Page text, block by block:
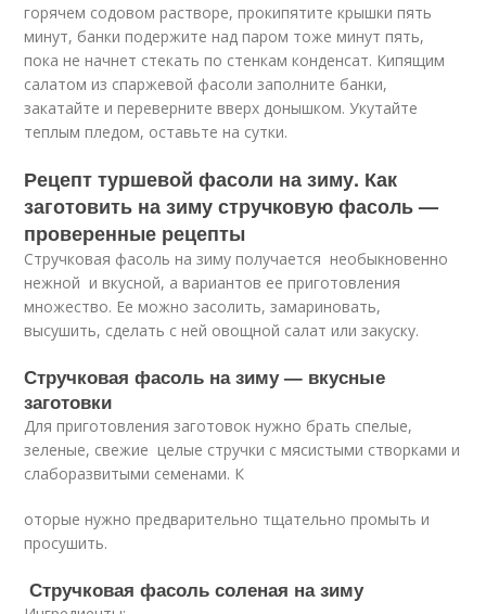
горячем содовом растворе, прокипятите крышки пять
минут, банки подержите над паром тоже минут пять,
пока не начнет стекать по стенкам конденсат. Кипящим
салатом из спаржевой фасоли заполните банки,
закатайте и переверните вверх донышком. Укутайте
теплым пледом, оставьте на сутки.
Рецепт туршевой фасоли на зиму. Как
заготовить на зиму стручковую фасоль —
проверенные рецепты
Стручковая фасоль на зиму получается необыкновенно
нежной и вкусной, а вариантов ее приготовления
множество. Ее можно засолить, замариновать,
высушить, сделать с ней овощной салат или закуску.
Стручковая фасоль на зиму — вкусные
заготовки
Для приготовления заготовок нужно брать спелые,
зеленые, свежие целые стручки с мясистыми створками и
слаборазвитыми семенами. К
оторые нужно предварительно тщательно промыть и
просушить.
Стручковая фасоль соленая на зиму